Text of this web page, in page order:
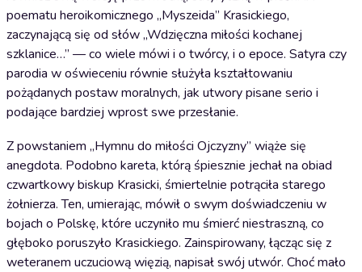
poematu heroikomicznego „Myszeida” Krasickiego,
zaczynającą się od słów „Wdzięczna miłości kochanej
szklanice…” — co wiele mówi i o twórcy, i o epoce. Satyra czy
parodia w oświeceniu równie służyła kształtowaniu
pożądanych postaw moralnych, jak utwory pisane serio i
podające bardziej wprost swe przesłanie.
Z powstaniem „Hymnu do miłości Ojczyzny” wiąże się
anegdota. Podobno kareta, którą śpiesznie jechał na obiad
czwartkowy biskup Krasicki, śmiertelnie potrąciła starego
żołnierza. Ten, umierając, mówił o swym doświadczeniu w
bojach o Polskę, które uczyniło mu śmierć niestraszną, co
głęboko poruszyło Krasickiego. Zainspirowany, łącząc się z
weteranem uczuciową więzią, napisał swój utwór. Choć mało